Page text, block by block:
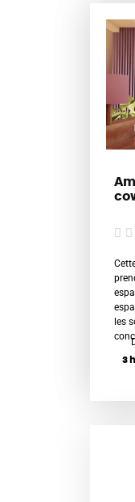
 
les
3